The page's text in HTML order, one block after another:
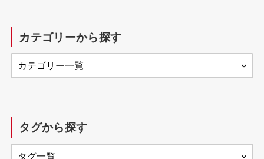
トップページ
製品に関するお知らせ
製品に関するご意見・不具合報告
カテゴリーから探す
タグから探す